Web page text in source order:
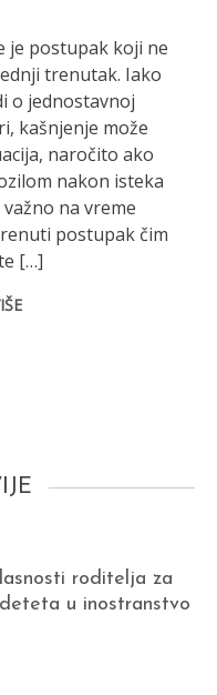
je postupak koji ne
trenutak. Iako
o jednostavnoj
kašnjenje može
naročito ako
nakon isteka
na vreme
postupak čim
[…]
roditelja za
u inostranstvo